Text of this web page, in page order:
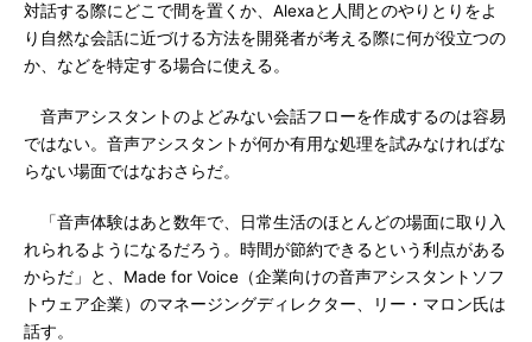
対話する際にどこで間を置くか、Alexaと人間とのやりとりをよ
り自然な会話に近づける方法を開発者が考える際に何が役立つの
か、などを特定する場合に使える。
音声アシスタントのよどみない会話フローを作成するのは容易
ではない。音声アシスタントが何か有用な処理を試みなければな
らない場面ではなおさらだ。
「音声体験はあと数年で、日常生活のほとんどの場面に取り入
れられるようになるだろう。時間が節約できるという利点がある
からだ」と、Made for Voice（企業向けの音声アシスタントソフ
トウェア企業）のマネージングディレクター、リー・マロン氏は
話す。